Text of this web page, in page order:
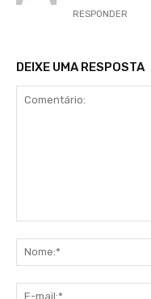
RESPONDER
DEIXE UMA RESPOSTA